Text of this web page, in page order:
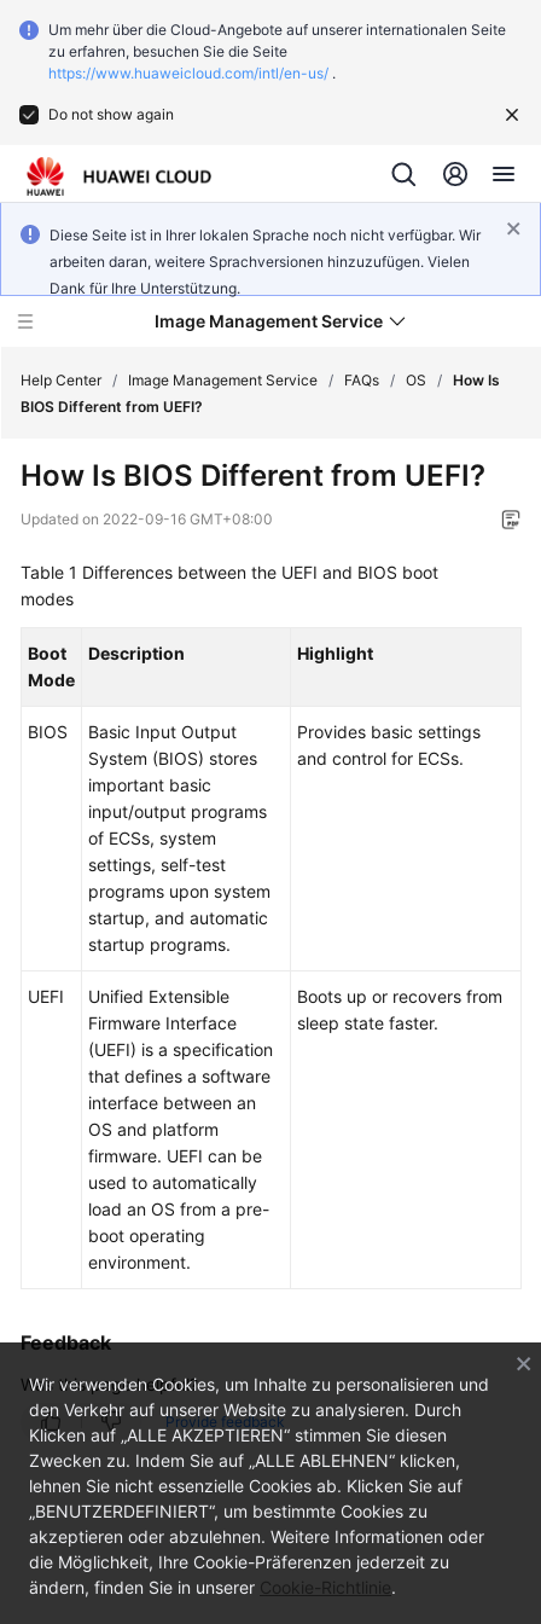
Um mehr über die Cloud-Angebote auf unserer internationalen Seite
zu erfahren, besuchen Sie die Seite
https://www.huaweicloud.com/intl/en-us/ .
Do not show again
Diese Seite ist in Ihrer lokalen Sprache noch nicht verfügbar. Wir
arbeiten daran, weitere Sprachversionen hinzuzufügen. Vielen
Dank für Ihre Unterstützung.
Image Management Service
New
Overview
Started
Guide
Practices
Reference
Videos
Help Center / Image Management Service / FAQs / OS / How Is
BIOS Different from UEFI?
How Is BIOS Different from UEFI?
Updated on 2022-09-16 GMT+08:00
Table 1 Differences between the UEFI and BIOS boot
modes
Boot
Mode
Description Highlight
BIOS
Basic Input Output
System (BIOS) stores
important basic
input/output programs
of ECSs, system
settings, self-test
programs upon system
startup, and automatic
startup programs.
Provides basic settings
and control for ECSs.
UEFI
Unified Extensible
Firmware Interface
(UEFI) is a specification
that defines a software
interface between an
OS and platform
firmware. UEFI can be
used to automatically
load an OS from a pre-
boot operating
environment.
Boots up or recovers from
sleep state faster.
Feedback
Was this page helpful?
Provide feedback
Wir verwenden Cookies, um Inhalte zu personalisieren und
den Verkehr auf unserer Website zu analysieren. Durch
Klicken auf „ALLE AKZEPTIEREN“ stimmen Sie diesen
Zwecken zu. Indem Sie auf „ALLE ABLEHNEN“ klicken,
lehnen Sie nicht essenzielle Cookies ab. Klicken Sie auf
„BENUTZERDEFINIERT“, um bestimmte Cookies zu
akzeptieren oder abzulehnen. Weitere Informationen oder
die Möglichkeit, Ihre Cookie-Präferenzen jederzeit zu
ändern, finden Sie in unserer Cookie-Richtlinie.